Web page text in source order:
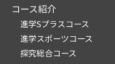
コース紹介
進学Sプラスコース
進学スポーツコース
探究総合コース